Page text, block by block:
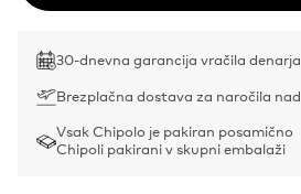
30-dnevna garancija vračila denarja
Brezplačna dostava za naročila nad
Vsak Chipolo je pakiran posamično
Chipoli pakirani v skupni embalaži